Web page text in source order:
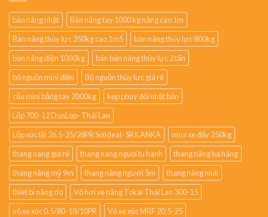
bàn nâng nhật
Bàn nâng tay 1000 kg nâng cao 1m
Bàn nâng thủy lực 350kg cao 1m5
bàn nâng thủy lực 800kg
bàn nâng điện 1000kg
bán bàn nâng thủy lực 2 tấn
bộ nguồn mini điện
Bộ nguồn thủy lực giá rẻ
cẩu mini bằng tay 2000kg
kẹp phuy đôi nhật bản
Lốp 700-12 DunLop- Thái Lan
Lốp xúc lật 26.5-25/28PR Solideal- SRILANKA
mua xe đẩy 250kg
thang nang gia rẻ
thang nang nguoi tu hanh
thang nâng hạ hàng
thang nâng mỹ 9m
thang nâng người 5m
thang nâng niuli
thiet bi nâng do
Vỏ hơi xe nâng Tokai Thái Lan 300-15
vỏ xe xúc 0.5/80-18/10PR
Vỏ xe xúc MRF 20.5-25